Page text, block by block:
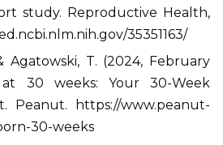
study. Reproductive Health,
35351163/
Agatowski, T. (2024, February
30 weeks: Your 30-Week
Peanut. https://www.peanut-
30-weeks